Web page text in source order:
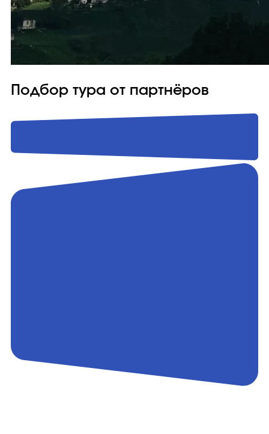
Подбор тура от партнёров